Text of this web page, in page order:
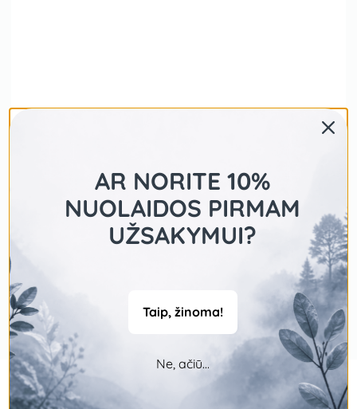
AR NORITE 10%
NUOLAIDOS PIRMAM
UŽSAKYMUI?
Taip, žinoma!
Ne, ačiū...